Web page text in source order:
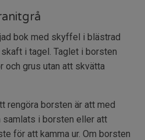
bok med skyffel i blästrad
i tagel. Taglet i borsten
grus utan att skvätta
rengöra borsten är att med
samlats i borsten eller att
för att kamma ur. Om borsten